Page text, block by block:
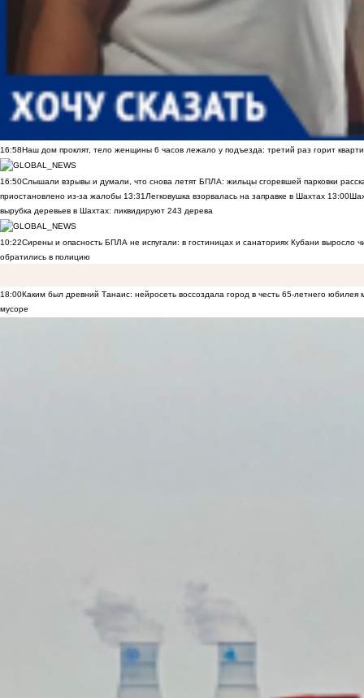
16:58Наш дом проклят, тело женщины 6 часов лежало у подъезда: третий раз горит
16:50Слышали взрывы и думали, что снова летят БПЛА: жильцы сгоревшей парковки
приостановлено из-за жалобы 13:31 Легковушка взорвалась на заправке в Шахтах 13:00
вырубка деревьев в Шахтах: ликвидируют 243 дерева
10:22Сирены и опасность БПЛА не испугали: в гостиницах и санаториях Кубани выросло
обратились в полицию
18:00Каким был древний Танаис: нейросеть воссоздала город в честь 65-летнего юбилея
мусоре